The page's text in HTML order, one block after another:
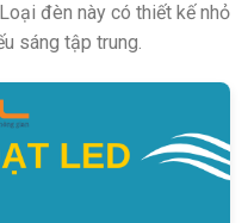
đèn này có thiết kế nhỏ
sáng tập trung.